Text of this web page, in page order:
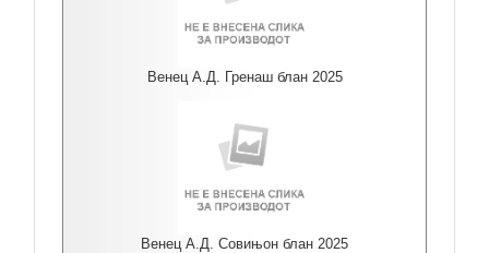
Венец А.Д. Гренаш блан 2025
Венец А.Д. Совињон блан 2025